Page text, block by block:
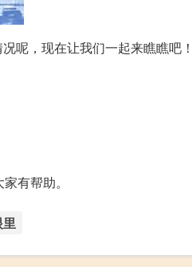
呢，现在让我们一起来瞧瞧吧！
有帮助。
里